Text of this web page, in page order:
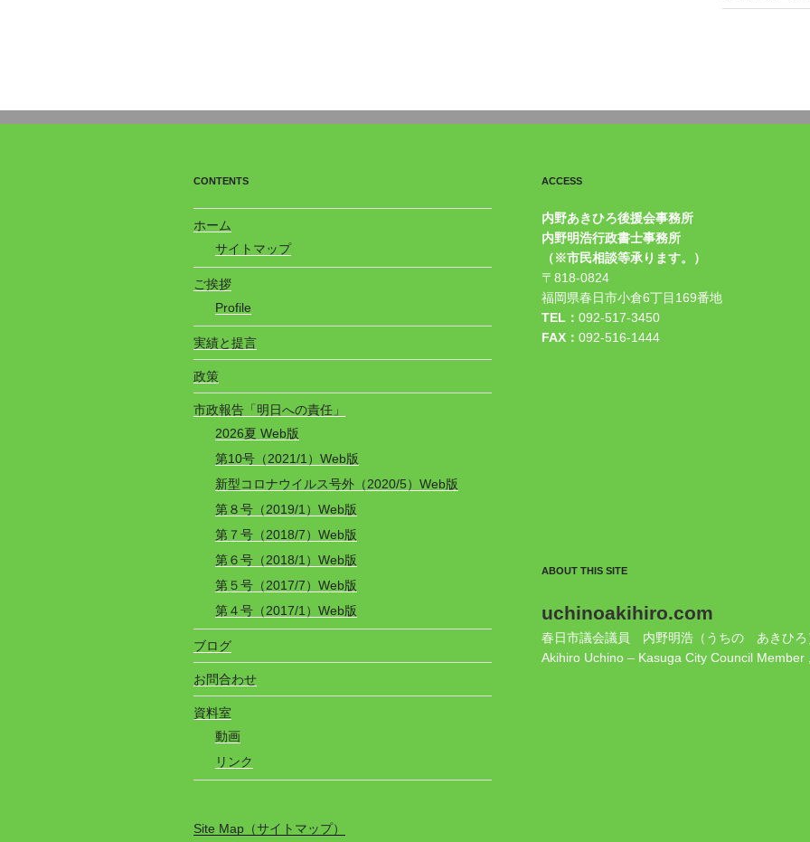
CONTENTS
ホーム
サイトマップ
ご挨拶
Profile
実績と提言
政策
市政報告「明日への責任」
2026夏 Web版
第10号（2021/1）Web版
新型コロナウイルス号外（2020/5）Web版
第８号（2019/1）Web版
第７号（2018/7）Web版
第６号（2018/1）Web版
第５号（2017/7）Web版
第４号（2017/1）Web版
ブログ
お問合わせ
資料室
動画
リンク
Site Map（サイトマップ）
ACCESS
内野あきひろ後援会事務所
内野明浩行政書士事務所
（※市民相談等承ります。）
〒818-0824
福岡県春日市小倉6丁目169番地
TEL： 092-517-3450
FAX： 092-516-1444
ABOUT THIS SITE
uchinoakihiro.com
春日市議会議員 内野明浩（うちの あきひろ
Akihiro Uchino – Kasuga City Council Member